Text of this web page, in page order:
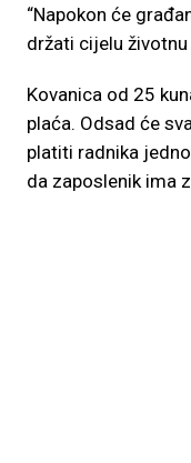
“Napokon će
držati cijelu životnu
Kovanica od 25
plaća. Odsad će
platiti radnika
da zaposlenik ima